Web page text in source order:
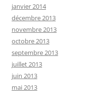
janvier 2014
décembre 2013
novembre 2013
octobre 2013
septembre 2013
juillet 2013
juin 2013
mai 2013